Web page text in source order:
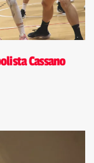
Cassano